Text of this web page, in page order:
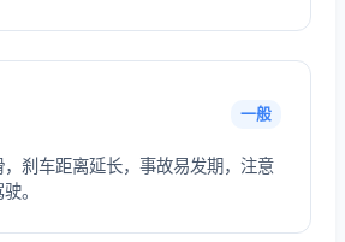
一般
刹车距离延长，事故易发期，注意
。